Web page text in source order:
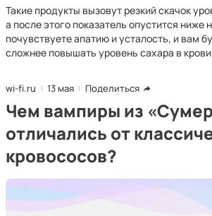
Такие продукты вызовут резкий скачок
а после этого показатель опустится ниже
почувствуете апатию и усталость, и вам
сложнее повышать уровень сахара в
wi-fi.ru 13 мая Поделиться
Чем вампиры из
отличались от
кровососов?